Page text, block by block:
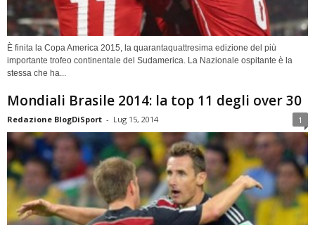
È finita la Copa America 2015, la quarantaquattresima edizione del più
importante trofeo continentale del Sudamerica. La Nazionale ospitante è la
stessa che ha...
Mondiali Brasile 2014: la top 11 degli over 30
Redazione BlogDiSport - Lug 15, 2014 1